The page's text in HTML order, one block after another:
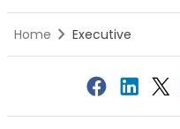
Home Executive